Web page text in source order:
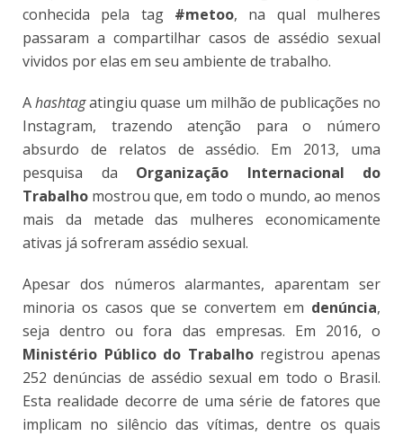
conhecida pela tag #metoo, na qual mulheres
passaram a compartilhar casos de assédio sexual
vividos por elas em seu ambiente de trabalho.
Ahashtagatingiu quase um milhão de publicações no
Instagram, trazendo atenção para o número
absurdo de relatos de assédio. Em 2013, uma
pesquisa da Organização Internacional do
Trabalho mostrou que, em todo o mundo, ao menos
mais da metade das mulheres economicamente
ativas já sofreram assédio sexual.
Apesar dos números alarmantes, aparentam ser
minoria os casos que se convertem em denúncia,
seja dentro ou fora das empresas. Em 2016, o
Ministério Público do Trabalhoregistrou apenas
252 denúncias de assédio sexual em todo o Brasil.
Esta realidade decorre de uma série de fatores que
implicam no silêncio das vítimas, dentre os quais